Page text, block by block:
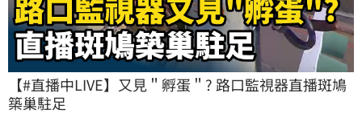
【#直播中LIVE】又見＂孵蛋＂? 路口監視器直播斑鳩
築巢駐足